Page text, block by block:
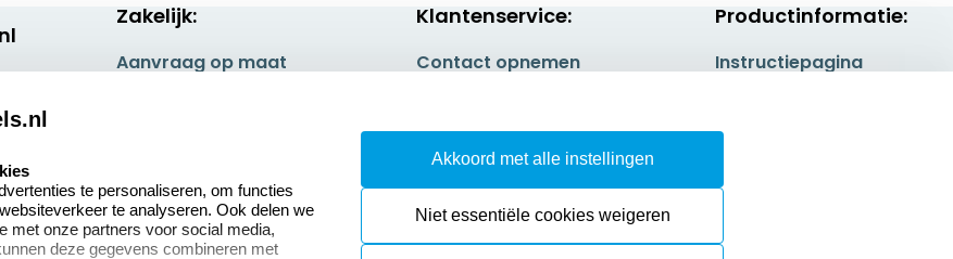
Zakelijk:
Aanvraag op maat
Sale
Klantenservice:
Contact opnemen
Herroepingsrecht
Productinformatie:
Instructiepagina
Safety Sheets
Sitemap
te personaliseren, om functies
te analyseren. Ook delen we
met onze partners voor social media,
deze gegevens combineren met
Akkoord met alle instellingen
Niet essentiële cookies weigeren